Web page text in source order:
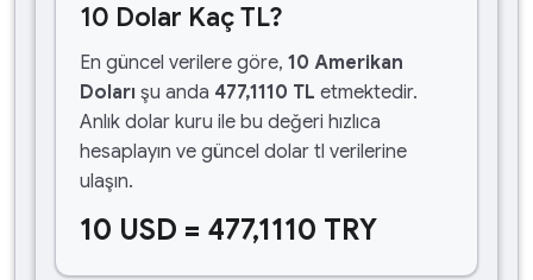
10 Dolar Kaç TL?
En güncel verilere göre, 10 Amerikan
Doları şu anda 477,1110 TL etmektedir.
Anlık dolar kuru ile bu değeri hızlıca
hesaplayın ve güncel dolar tl verilerine
ulaşın.
10 USD = 477,1110 TRY